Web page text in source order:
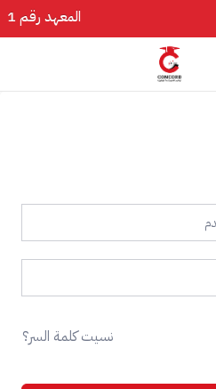
المعهد رقم 1 في تأسيس اللغة الإنجليزية
نسيت كلمة السر؟